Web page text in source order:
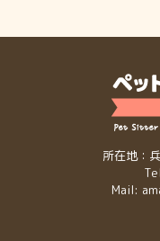
所在地：
Mail: